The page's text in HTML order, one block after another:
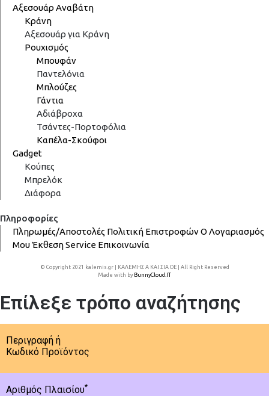
Αξεσουάρ Αναβάτη
Κράνη
Αξεσουάρ για Κράνη
Ρουχισμός
Μπουφάν
Παντελόνια
Μπλούζες
Γάντια
Αδιάβροχα
Τσάντες-Πορτοφόλια
Καπέλα-Σκούφοι
Gadget
Κούπες
Μπρελόκ
Διάφορα
Πληροφορίες
Πληρωμές/Αποστολές Πολιτική ΕπιστροφώνΟ Λογαριασμός
ΜουΈκθεσηService Επικοινωνία
© Copyright 2021 kalemis.gr | ΚΑΛΕΜΗΣ Α ΚΑΙ ΣΙΑ ΟΕ | All Right Reserved
Made with by BunnyCloud.IT
Επίλεξε τρόπο αναζήτησης
Περιγραφή ή
Κωδικό Προϊόντος
Αριθμός Πλαισίου*